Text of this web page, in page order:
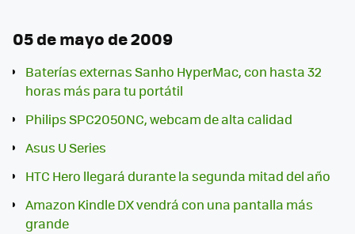
05 de mayo de 2009
Baterías externas Sanho HyperMac, con hasta 32
horas más para tu portátil
Philips SPC2050NC, webcam de alta calidad
Asus U Series
HTC Hero llegará durante la segunda mitad del año
Amazon Kindle DX vendrá con una pantalla más
grande